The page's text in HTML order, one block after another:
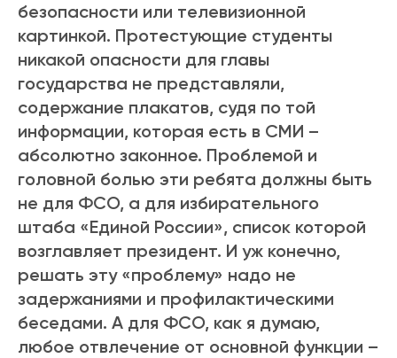
безопасности или телевизионной
картинкой. Протестующие студенты
никакой опасности для главы
государства не представляли,
содержание плакатов, судя по той
информации, которая есть в СМИ –
абсолютно законное. Проблемой и
головной болью эти ребята должны быть
не для ФСО, а для избирательного
штаба «Единой России», список которой
возглавляет президент. И уж конечно,
решать эту «проблему» надо не
задержаниями и профилактическими
беседами. А для ФСО, как я думаю,
любое отвлечение от основной функции –